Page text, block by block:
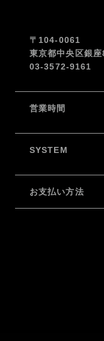
〒104-0061
東京都中央区銀
03-3572-9161
営業時間
SYSTEM
お支払い方法